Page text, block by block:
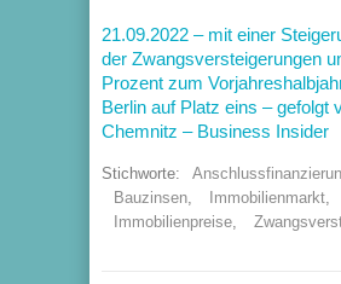
21.09.2022 – mit einer
der Zwangsversteigerungen
Prozent zum
Berlin auf Platz eins – gefolgt
Chemnitz – Business Insider
Stichworte:
Bauzinsen, Immobilienmarkt,
Immobilienpreise,